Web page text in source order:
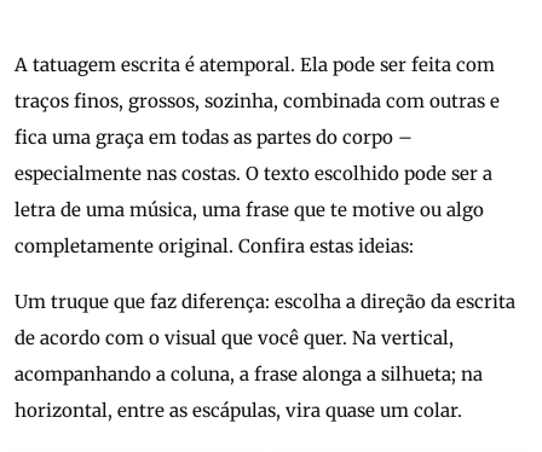
A tatuagem escrita é atemporal. Ela pode ser feita com
traços finos, grossos, sozinha, combinada com outras e
fica uma graça em todas as partes do corpo –
especialmente nas costas. O texto escolhido pode ser a
letra de uma música, uma frase que te motive ou algo
completamente original. Confira estas ideias:
Um truque que faz diferença: escolha a direção da escrita
de acordo com o visual que você quer. Na vertical,
acompanhando a coluna, a frase alonga a silhueta; na
horizontal, entre as escápulas, vira quase um colar.